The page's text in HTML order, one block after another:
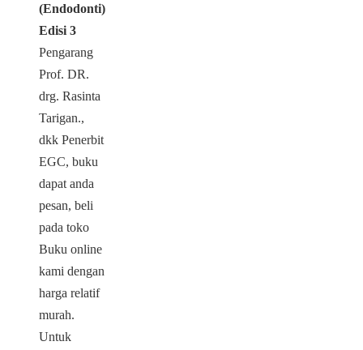
(Endodonti)
Edisi 3
Pengarang
Prof. DR.
drg. Rasinta
Tarigan.,
dkk Penerbit
EGC, buku
dapat anda
pesan, beli
pada toko
Buku online
kami dengan
harga relatif
murah.
Untuk